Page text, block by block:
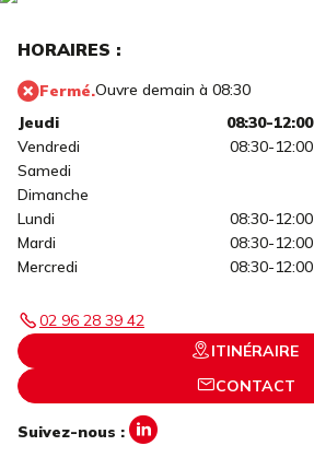
HORAIRES :
Fermé.Ouvre demain à 08:30
Jeudi
08:30-12:00
Vendredi
08:30-12:00
Samedi
Dimanche
Lundi
08:30-12:00
Mardi
08:30-12:00
Mercredi
08:30-12:00
02 96 28 39 42
ITINÉRAIRE
CONTACT
Suivez-nous :